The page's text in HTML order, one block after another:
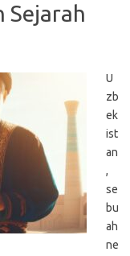
Sejarah
U
zb
ek
ist
an
,
se
bu
ah
ne